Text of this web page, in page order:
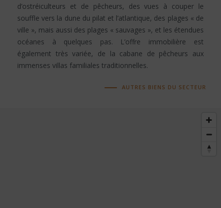
d’ostréiculteurs et de pêcheurs, des vues à couper le
souffle vers la dune du pilat et l’atlantique, des plages « de
ville », mais aussi des plages « sauvages », et les étendues
océanes à quelques pas. L’offre immobilière est
également très variée, de la cabane de pêcheurs aux
immenses villas familiales traditionnelles.
AUTRES BIENS DU SECTEUR